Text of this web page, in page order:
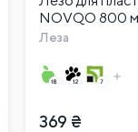
NOVQO 800
Леза
369 ₴